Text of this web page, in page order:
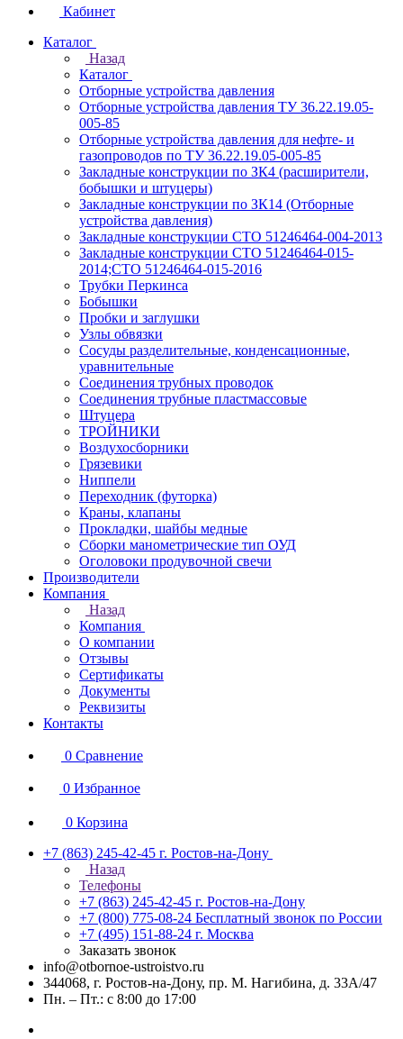
Кабинет
Каталог
Назад
Каталог
Отборные устройства давления
Отборные устройства давления ТУ 36.22.19.05-
005-85
Отборные устройства давления для нефте- и
газопроводов по ТУ 36.22.19.05-005-85
Закладные конструкции по ЗК4 (расширители,
бобышки и штуцеры)
Закладные конструкции по ЗК14 (Отборные
устройства давления)
Закладные конструкции СТО 51246464-004-2013
Закладные конструкции СТО 51246464-015-
2014;СТО 51246464-015-2016
Трубки Перкинса
Бобышки
Пробки и заглушки
Узлы обвязки
Сосуды разделительные, конденсационные,
уравнительные
Соединения трубных проводок
Соединения трубные пластмассовые
Штуцера
ТРОЙНИКИ
Воздухосборники
Грязевики
Ниппели
Переходник (футорка)
Краны, клапаны
Прокладки, шайбы медные
Сборки манометрические тип ОУД
Оголовоки продувочной свечи
Производители
Компания
Назад
Компания
О компании
Отзывы
Сертификаты
Документы
Реквизиты
Контакты
0 Сравнение
0 Избранное
0 Корзина
+7 (863) 245-42-45 г. Ростов-на-Дону
Назад
Телефоны
+7 (863) 245-42-45 г. Ростов-на-Дону
+7 (800) 775-08-24 Бесплатный звонок по России
+7 (495) 151-88-24 г. Москва
Заказать звонок
info@otbornoe-ustroistvo.ru
344068, г. Ростов-на-Дону, пр. М. Нагибина, д. 33А/47
Пн. – Пт.: с 8:00 до 17:00